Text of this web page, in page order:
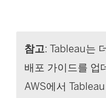
참고: Tableau는
배포 가이드를 업
AWS에서